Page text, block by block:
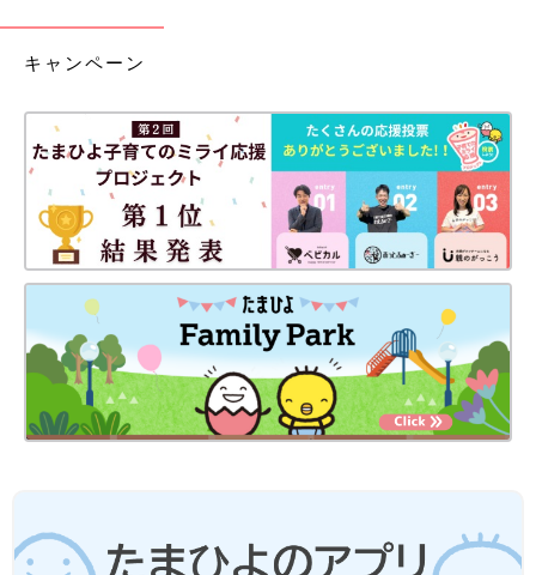
キャンペーン